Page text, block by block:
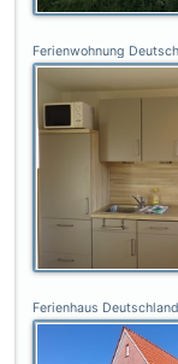
Ferienwohnung
Ferienhaus Deutschland